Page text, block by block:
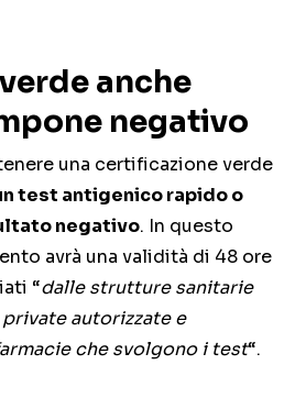
anche
negativo
una certificazione verde
test antigenico rapido o
negativo. In questo
avrà una validità di 48 ore
“dalle strutture sanitarie
autorizzate e
che svolgono i test“.